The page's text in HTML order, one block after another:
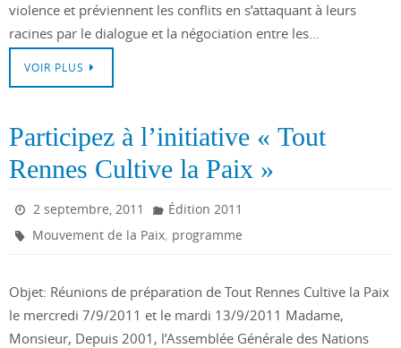
violence et préviennent les conflits en s’attaquant à leurs
racines par le dialogue et la négociation entre les…
VOIR PLUS
Participez à l’initiative « Tout
Rennes Cultive la Paix »
2 septembre, 2011
Édition 2011
Mouvement de la Paix, programme
Objet: Réunions de préparation de Tout Rennes Cultive la Paix
le mercredi 7/9/2011 et le mardi 13/9/2011 Madame,
Monsieur, Depuis 2001, l’Assemblée Générale des Nations